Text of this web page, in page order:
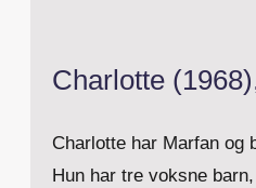
Charlotte
Charlotte har Marfan og
Hun har tre voksne